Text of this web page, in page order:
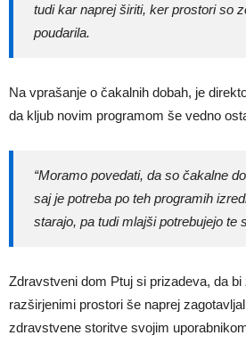
tudi kar naprej širiti, ker prostori so
poudarila.
Na vprašanje o čakalnih dobah, je
da kljub novim programom še vedno
“Moramo povedati, da so čakalne
saj je potreba po teh programih
starajo, pa tudi mlajši potrebujejo te
Zdravstveni dom Ptuj si prizadeva, da
razširjenimi prostori še naprej
zdravstvene storitve svojim